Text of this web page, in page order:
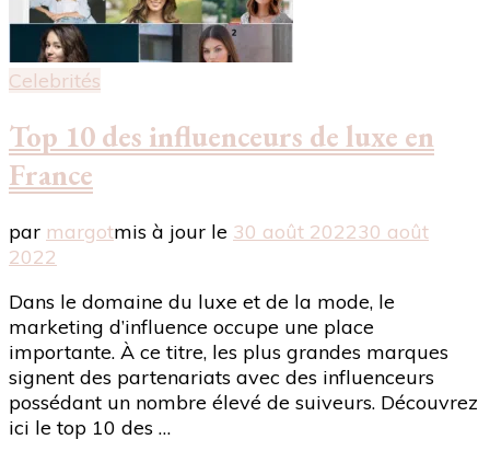
Celebrités
Top 10 des influenceurs de luxe en
France
par margotmis à jour le 30 août 202230 août
2022
Dans le domaine du luxe et de la mode, le
marketing d’influence occupe une place
importante. À ce titre, les plus grandes marques
signent des partenariats avec des influenceurs
possédant un nombre élevé de suiveurs. Découvrez
ici le top 10 des …